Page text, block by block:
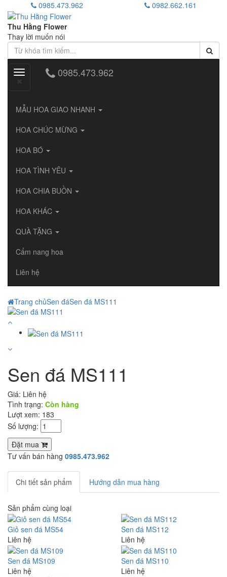
0985.473.962 0982.662.161
Thu Hằng Flower
Thay lời muốn nói
Toggle
0985.473.962
MẪU HOA GIAO NHANH
HOA CHÚC MỪNG
HOA BÓ
HOA TÌNH YÊU
HOA CHIA BUỒN
HOA KHÁC
QUÀ TẶNG
Cẩm nang hoa
Liên hệ
Trang chủSen đáSen đá MS111
Sen đá MS111
Giá: Liên hệ
Tình trạng: Còn hàng
Lượt xem: 183
Số lượng:
Đặt mua
Tư vấn bán hàng 0985.473.962
Chi tiết sản phẩm Hướng dẫn mua hàng
Sản phẩm cùng loại
Giỏ sen đá MS54
Liên hệ
Sen đá MS112
Liên hệ
Sen đá MS109
Liên hệ
Sen đá MS110
Liên hệ